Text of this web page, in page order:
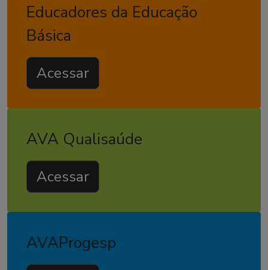
Educadores da Educação
Básica
Acessar
AVA Qualisaúde
Acessar
AVAProgesp